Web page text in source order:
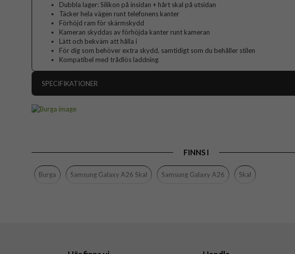
Dubbla lager: Silikon på insidan + hårt skal på utsidan
Täcker hela vägen runt telefonens kanter
Förhöjd ram för skärmskydd
Kameran skyddas av förhöjda kanter runt kameran
Lätt och bekväm att hålla i
För dig som behöver extra skydd, samtidigt som du behåller stilen
Kompatibel med trådlös laddning
SPECIFIKATIONER
Färg
Material
Hårdplast
FINNS I
Burga Samsung Galaxy A26 Skal Samsung Galaxy A26 Skal